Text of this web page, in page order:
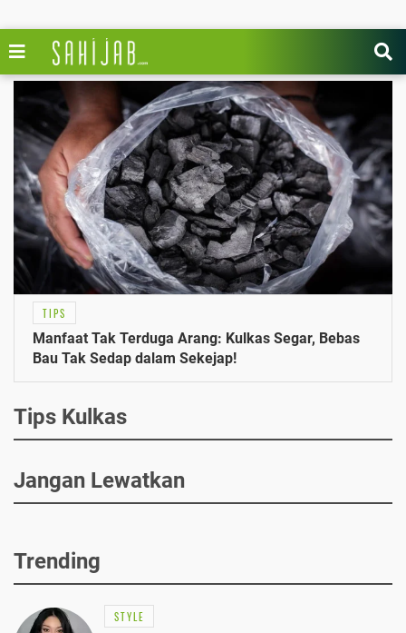
TIPS
Manfaat Tak Terduga Arang: Kulkas Segar, Bebas
Bau Tak Sedap dalam Sekejap!
Tips Kulkas
Jangan Lewatkan
Trending
STYLE